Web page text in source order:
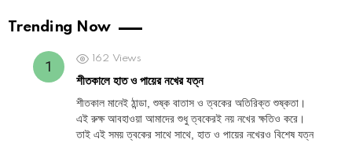
Trending Now
162 Views
শীতকালে হাত ও পায়ের নখের যত্ন
শীতকাল মানেই ঠান্ডা, শুষ্ক বাতাস ও ত্বকের অতিরিক্ত শুষ্কতা।
এই রুক্ষ আবহাওয়া আমাদের শুধু ত্বকেরই নয় নখের ক্ষতিও করে।
তাই এই সময় ত্বকের সাথে সাথে, হাত ও পায়ের নখেরও বিশেষ যত্ন